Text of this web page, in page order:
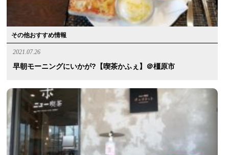
その他おすすめ情報
2021.07.26
早朝モーニングにいかが?【喫茶かふぇ】＠橿原市